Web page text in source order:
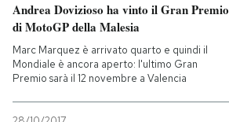
Andrea Dovizioso ha vinto il Gran Premio
di MotoGP della Malesia
Marc Marquez è arrivato quarto e quindi il
Mondiale è ancora aperto: l'ultimo Gran
Premio sarà il 12 novembre a Valencia